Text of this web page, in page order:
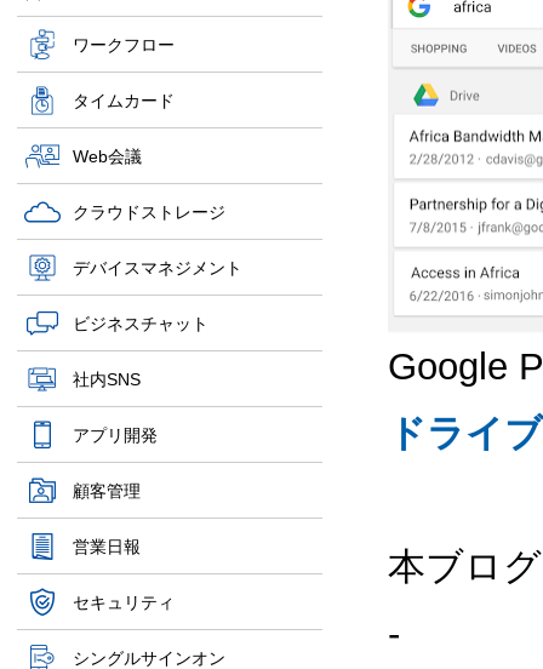
ワークフロー
タイムカード
Web会議
クラウドストレージ
デバイスマネジメント
ビジネスチャット
社内SNS
アプリ開発
顧客管理
営業日報
セキュリティ
シングルサインオン
Google
ドライ
本ブロ
-